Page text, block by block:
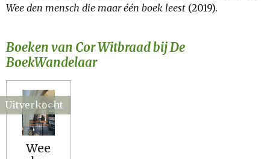
Wee den mensch die maar één boek leest (2019).
Boeken van Cor Witbraad bij De
BoekWandelaar
Uitverkocht
Wee